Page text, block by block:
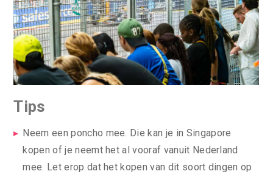
Tips
Neem een poncho mee. Die kan je in Singapore
kopen of je neemt het al vooraf vanuit Nederland
mee. Let erop dat het kopen van dit soort dingen op